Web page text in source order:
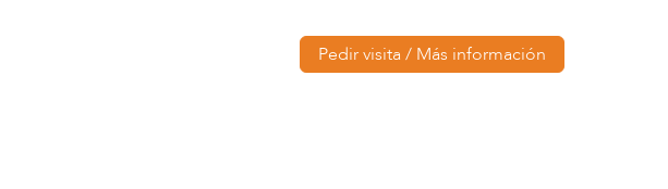
Pedir visita / Más información